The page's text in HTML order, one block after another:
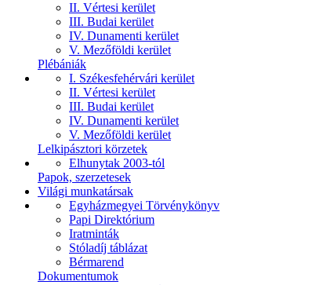
II. Vértesi kerület
III. Budai kerület
IV. Dunamenti kerület
V. Mezőföldi kerület
Plébániák
I. Székesfehérvári kerület
II. Vértesi kerület
III. Budai kerület
IV. Dunamenti kerület
V. Mezőföldi kerület
Lelkipásztori körzetek
Elhunytak 2003-tól
Papok, szerzetesek
Világi munkatársak
Egyházmegyei Törvénykönyv
Papi Direktórium
Iratminták
Stóladíj táblázat
Bérmarend
Dokumentumok